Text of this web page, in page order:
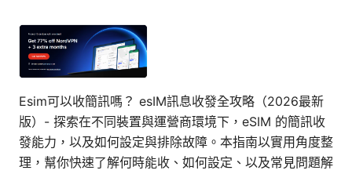
Esim可以收簡訊嗎？ esIM訊息收發全攻略（2026最新
版）- 探索在不同裝置與運營商環境下，eSIM 的簡訊收
發能力，以及如何設定與排除故障。本指南以實用角度整
理，幫你快速了解何時能收、如何設定、以及常見問題解